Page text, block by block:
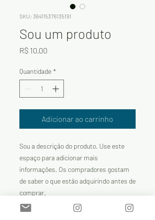
SKU: 364115376135191
Sou um produto
R$ 10,00
Quantidade *
Adicionar ao carrinho
Sou a descrição do produto. Use este
espaço para adicionar mais
informações. Os compradores gostam
de saber o que estão adquirindo antes de
comprar.